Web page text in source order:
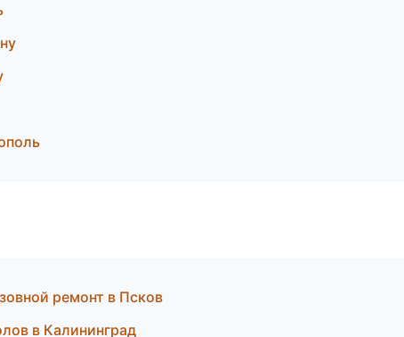
ремонт в Псков
в Калининград